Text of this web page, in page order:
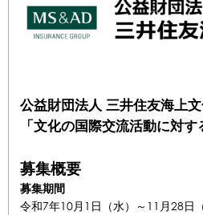
公益財団法人 三井住友海上
「文化の国際交流活動に対
募集概要
募集期間
令和7年10月1日（水）～11月28日（